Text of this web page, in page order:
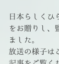
日本らしくひ
をお贈りし、
ました。
放送の様子は